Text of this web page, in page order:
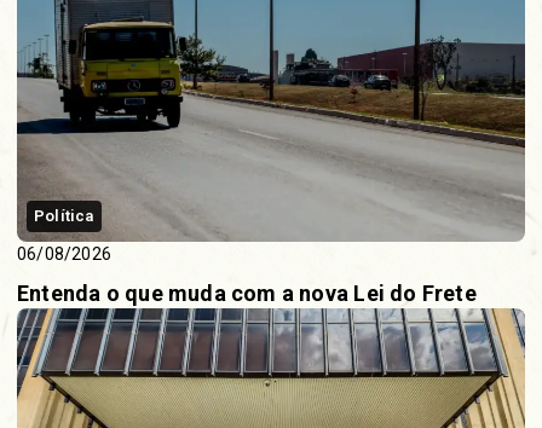
Política
06/08/2026
Entenda o que muda com a nova Lei do Frete